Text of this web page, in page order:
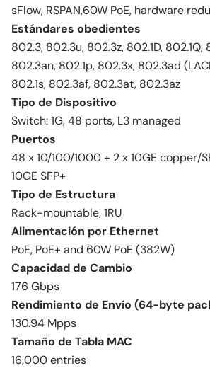
sFlow, RSPAN,60W PoE, hardware
Estándares obedientes
802.3, 802.3u, 802.3z, 802.1D,
802.3an, 802.1p, 802.3x, 802.3ad
802.1s, 802.3af, 802.3at, 802.3az
Tipo de Dispositivo
Switch: 1G, 48 ports, L3 managed
Puertos
48 x 10/100/1000 + 2 x 10GE copper/
10GE SFP+
Tipo de Estructura
Rack-mountable, 1RU
Alimentación por Ethernet
PoE, PoE+ and 60W PoE (382W)
Capacidad de Cambio
176 Gbps
Rendimiento de Envío (64-byte
130.94 Mpps
Tamaño de Tabla MAC
16,000 entries